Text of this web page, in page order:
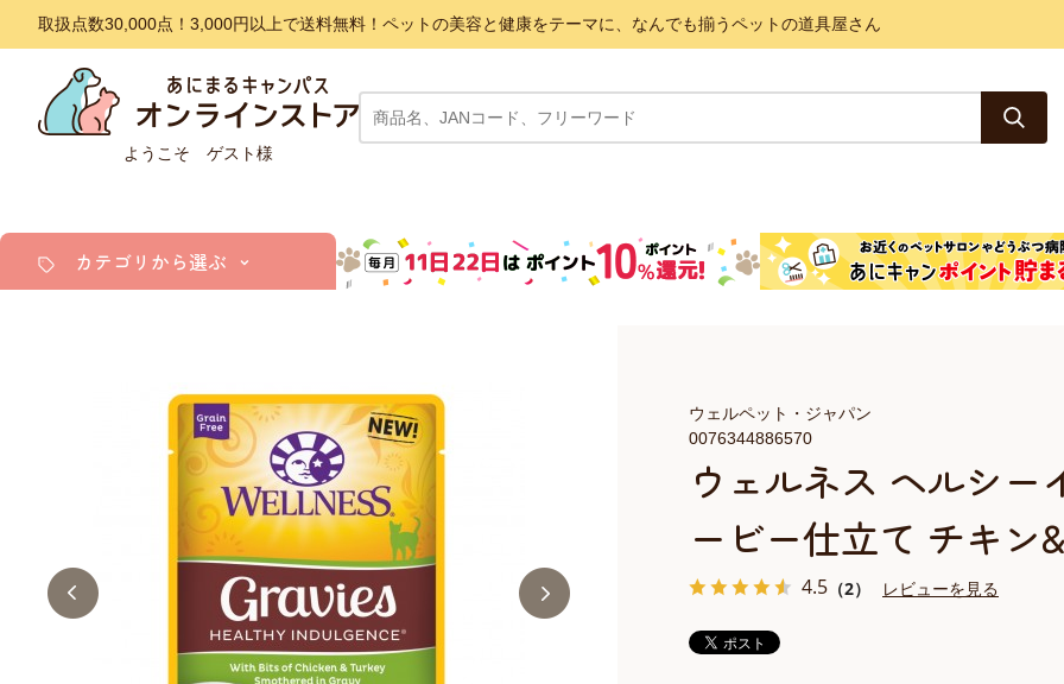
取扱点数30,000点！3,000円以上で送料無料！ペットの美容と健康をテーマに、なんでも揃うペットの道具屋さん
ようこそ ゲスト様
カテゴリから選ぶ
アクア・爬虫類・昆虫
美容・ケア用品
服・おさんぽ用品
日用品（デイリー）
ウェルネス ヘルシ
ービー仕立て チキン
4.5 （2） レビューを見る
0076344886570
ウェルペット・ジャパン